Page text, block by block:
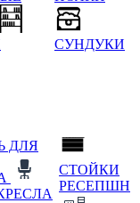
СУНДУКИ
ДЛЯ
СТОЙКИ
РЕСЕПШН